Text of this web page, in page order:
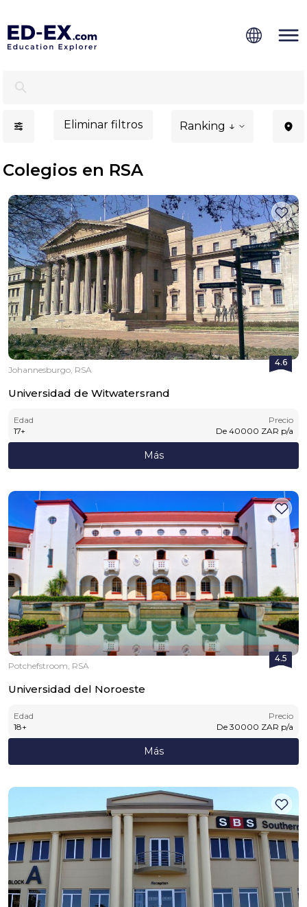
Eliminar filtros Ranking ↓
Colegios en RSA
4.6
Johannesburgo, RSA
Universidad de Witwatersrand
Edad
17+
Precio
De 40000 ZAR p/a
Más
4.5
Potchefstroom, RSA
Universidad del Noroeste
Edad
18+
Precio
De 30000 ZAR p/a
Más